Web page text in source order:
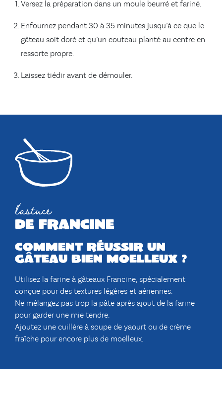
Versez la préparation dans un moule beurré et fariné.
Enfournez pendant 30 à 35 minutes jusqu’à ce que le
gâteau soit doré et qu’un couteau planté au centre en
ressorte propre.
Laissez tiédir avant de démouler.
l'astuce
de francine
Comment réussir un
gâteau bien moelleux ?
Utilisez la farine à gâteaux Francine, spécialement
conçue pour des textures légères et aériennes.
Ne mélangez pas trop la pâte après ajout de la farine
pour garder une mie tendre.
Ajoutez une cuillère à soupe de yaourt ou de crème
fraîche pour encore plus de moelleux.